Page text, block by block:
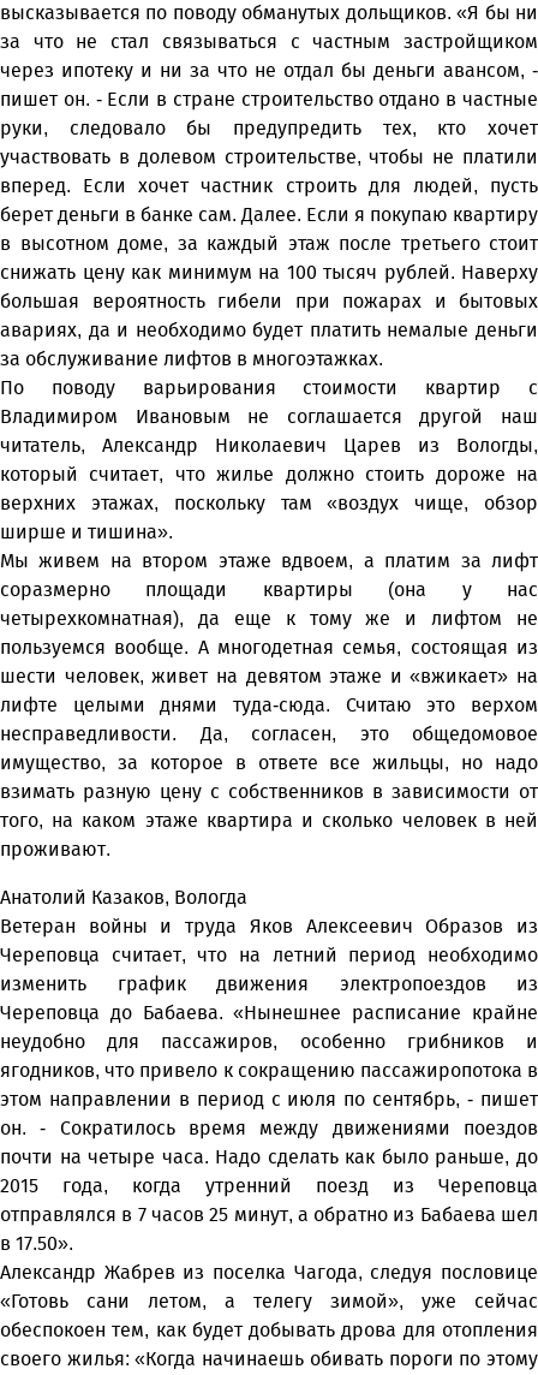
высказывается по поводу обманутых дольщиков. «Я бы ни
за что не стал связываться с частным застройщиком
через ипотеку и ни за что не отдал бы деньги авансом, -
пишет он. - Если в стране строительство отдано в частные
руки, следовало бы предупредить тех, кто хочет
участвовать в долевом строительстве, чтобы не платили
вперед. Если хочет частник строить для людей, пусть
берет деньги в банке сам. Далее. Если я покупаю квартиру
в высотном доме, за каждый этаж после третьего стоит
снижать цену как минимум на 100 тысяч рублей. Наверху
большая вероятность гибели при пожарах и бытовых
авариях, да и необходимо будет платить немалые деньги
за обслуживание лифтов в многоэтажках.
По поводу варьирования стоимости квартир с
Владимиром Ивановым не соглашается другой наш
читатель, Александр Николаевич Царев из Вологды,
который считает, что жилье должно стоить дороже на
верхних этажах, поскольку там «воздух чище, обзор
ширше и тишина».
Мы живем на втором этаже вдвоем, а платим за лифт
соразмерно площади квартиры (она у нас
четырехкомнатная), да еще к тому же и лифтом не
пользуемся вообще. А многодетная семья, состоящая из
шести человек, живет на девятом этаже и «вжикает» на
лифте целыми днями туда-сюда. Считаю это верхом
несправедливости. Да, согласен, это общедомовое
имущество, за которое в ответе все жильцы, но надо
взимать разную цену с собственников в зависимости от
того, на каком этаже квартира и сколько человек в ней
проживают.
Анатолий Казаков, Вологда
Ветеран войны и труда Яков Алексеевич Образов из
Череповца считает, что на летний период необходимо
изменить график движения электропоездов из
Череповца до Бабаева. «Нынешнее расписание крайне
неудобно для пассажиров, особенно грибников и
ягодников, что привело к сокращению пассажиропотока в
этом направлении в период с июля по сентябрь, - пишет
он. - Сократилось время между движениями поездов
почти на четыре часа. Надо сделать как было раньше, до
2015 года, когда утренний поезд из Череповца
отправлялся в 7 часов 25 минут, а обратно из Бабаева шел
в 17.50».
Александр Жабрев из поселка Чагода, следуя пословице
«Готовь сани летом, а телегу зимой», уже сейчас
обеспокоен тем, как будет добывать дрова для отопления
своего жилья: «Когда начинаешь обивать пороги по этому